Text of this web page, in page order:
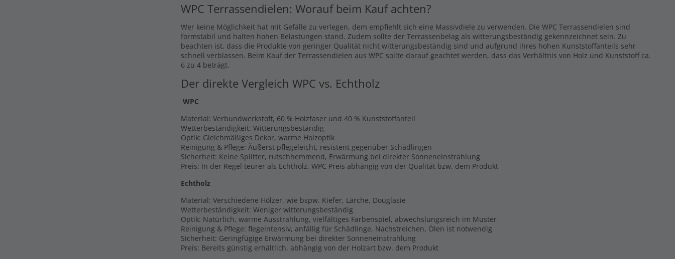
WPC Terrassendielen: Worauf beim Kauf achten?
Wer keine Möglichkeit hat mit Gefälle zu verlegen, dem empfiehlt sich eine Massivdiele zu verwenden. Die WPC Terrassendielen sind
formstabil und halten hohen Belastungen stand. Zudem sollte der Terrassenbelag als witterungsbeständig gekennzeichnet sein. Zu
beachten ist, dass die Produkte von geringer Qualität nicht witterungsbeständig sind und aufgrund ihres hohen Kunststoffanteils sehr
schnell verblassen. Beim Kauf der Terrassendielen aus WPC sollte darauf geachtet werden, dass das Verhältnis von Holz und Kunststoff ca.
6 zu 4 beträgt.
Der direkte Vergleich WPC vs. Echtholz
WPC
Material: Verbundwerkstoff, 60 % Holzfaser und 40 % Kunststoffanteil
Wetterbeständigkeit: Witterungsbeständig
Optik: Gleichmäßiges Dekor, warme Holzoptik
Reinigung & Pflege: Äußerst pflegeleicht, resistent gegenüber Schädlingen
Sicherheit: Keine Splitter, rutschhemmend, Erwärmung bei direkter Sonneneinstrahlung
Preis: In der Regel teurer als Echtholz, WPC Preis abhängig von der Qualität bzw. dem Produkt
Echtholz
Material: Verschiedene Hölzer, wie bspw. Kiefer, Lärche, Douglasie
Wetterbeständigkeit: Weniger witterungsbeständig
Optik: Natürlich, warme Ausstrahlung, vielfältiges Farbenspiel, abwechslungsreich im Muster
Reinigung & Pflege: flegeintensiv, anfällig für Schädlinge, Nachstreichen, Ölen ist notwendig
Sicherheit: Geringfügige Erwärmung bei direkter Sonneneinstrahlung
Preis: Bereits günstig erhältlich, abhängig von der Holzart bzw. dem Produkt